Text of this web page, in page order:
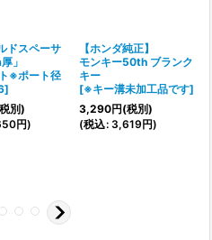
ドスペーサ
」
※ポート径
]
別)
円)
【ホンダ純正】
モンキー50th ブランク
キー
[※キー溝未加工品です]
3,290円(税別)
(税込: 3,619円)